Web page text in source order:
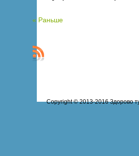
« Раньше
Copyright © 2013-2016 Здорово